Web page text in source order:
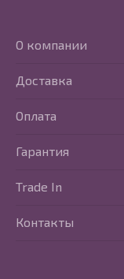
О компании
Доставка
Оплата
Гарантия
Trade In
Контакты